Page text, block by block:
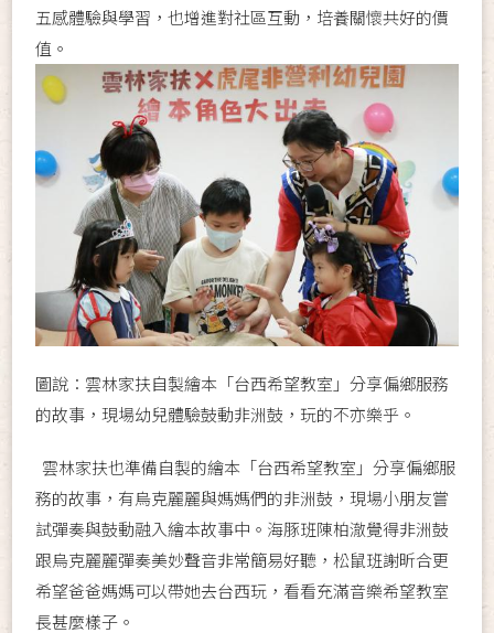
五感體驗與學習，也增進對社區互動，培養關懷共好的價
值。
圖說：雲林家扶自製繪本「台西希望教室」分享偏鄉服務
的故事，現場幼兒體驗鼓動非洲鼓，玩的不亦樂乎。
雲林家扶也準備自製的繪本「台西希望教室」分享偏鄉服
務的故事，有烏克麗麗與媽媽們的非洲鼓，現場小朋友嘗
試彈奏與鼓動融入繪本故事中。海豚班陳柏澈覺得非洲鼓
跟烏克麗麗彈奏美妙聲音非常簡易好聽，松鼠班謝昕合更
希望爸爸媽媽可以帶她去台西玩，看看充滿音樂希望教室
長甚麼樣子。